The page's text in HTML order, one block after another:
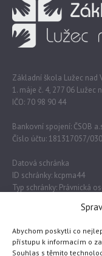
Abychom poskytli co
přístupu k informacím o
Souhlas s těmito
Základní škola Lužec nad
1. máje č. 4, 277 06 Lužec
IČO: 70 98 90 44
Bankovní spojení: ČSOB
Číslo účtu: 181317057/
Datová schránka
ID schránky: kcpma44
Typ schránky: Právnická